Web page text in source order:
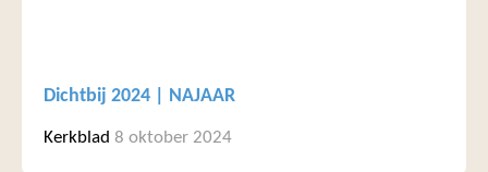
Dichtbij 2024 | NAJAAR
Kerkblad 8 oktober 2024